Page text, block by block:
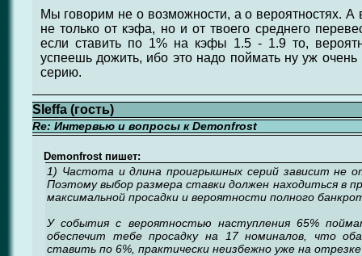
Мы говорим не о возможности, а о вероятностях. А
не только от кэфа, но и от твоего среднего
если ставить по 1% на кэфы 1.5 - 1.9 то,
успеешь дожить, ибо это надо поймать ну уж
серию.
Sleffa (гость)
Re: Интервью и вопросы к Demonfrost
Demonfrost пишет:
1) Частота и длина проигрышных серий зависит не
Поэтому выбор размера ставки должен находиться в
максимальной просадки и вероятности полного
У события с вероятностью наступления 65%
обеспечит тебе просадку на 17 номиналов, что
ставить по 6%, практически неизбежно уже на